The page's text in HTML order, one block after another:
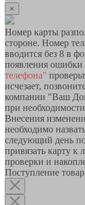
×
Номер карты
стороне. Номер
вводится без 8 в
появления ошибки
телефона"
исчезает,
компании "Ваш
при
Внесения
необходимо
следующий день
привязать карту к
проверки и
Поступление